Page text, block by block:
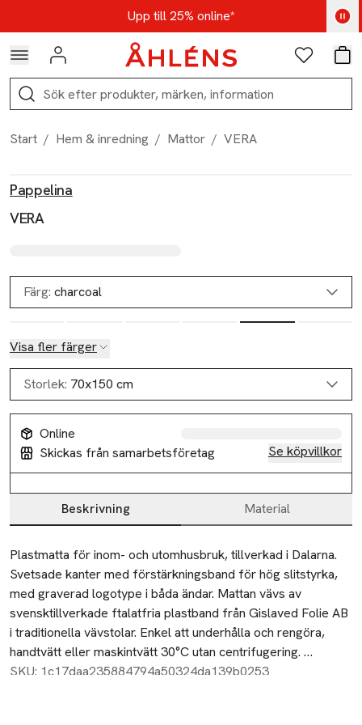
Hoppa till navigationsmenynUpp till 25% online*
Kod: AUG25 - Shoppa nu
Logga in Favoriter
Sök
Start / Hem & inredning / Mattor / VERA
Pappelina
VERA
Färg: charcoal
Visa fler färger
Storlek: 70x150 cm
Online
Skickas från samarbetsföretag
Se köpvillkor
Beskrivning Material
Beskrivning
Plastmatta för inom- och utomhusbruk, tillverkad i Dalarna.
Svetsade kanter med förstärkningsband för hög slitstyrka,
med graverad logotype i båda ändar. Mattan vävs av
svensktillverkade ftalatfria plastband från Gislaved Folie AB
i traditionella vävstolar. Enkel att underhålla och rengöra,
handtvätt eller maskintvätt 30°C utan centrifugering.
Storleksavvikelser på ±4% kan förekomma på grund av
SKU: 1c17daa235884794a50324da139b0253